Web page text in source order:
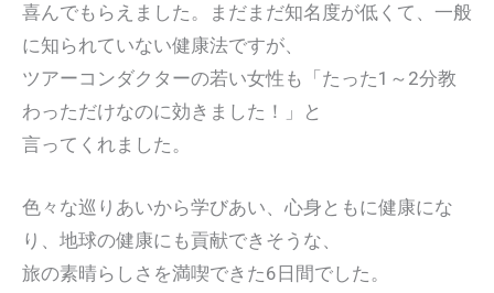
喜んでもらえました。まだまだ知名度が低くて、一般
に知られていない健康法ですが、
ツアーコンダクターの若い女性も「たった1～2分教
わっただけなのに効きました！」と
言ってくれました。
色々な巡りあいから学びあい、心身ともに健康にな
り、地球の健康にも貢献できそうな、
旅の素晴らしさを満喫できた6日間でした。